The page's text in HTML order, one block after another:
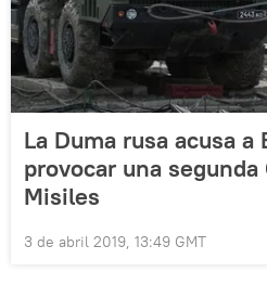
La Duma rusa acusa a
provocar una
Misiles
3 de abril 2019, 13:49 GMT